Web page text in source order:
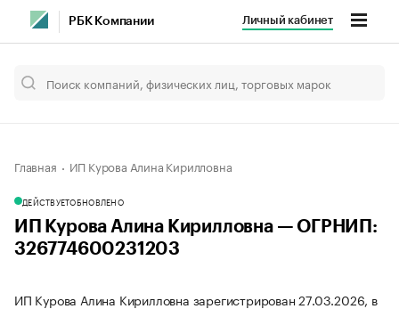
РБК Компании Личный кабинет
Главная ИП Курова Алина Кирилловна
ДЕЙСТВУЕТОБНОВЛЕНО
ИП Курова Алина Кирилловна — ОГРНИП:
326774600231203
ИП Курова Алина Кирилловна зарегистрирован 27.03.2026, в